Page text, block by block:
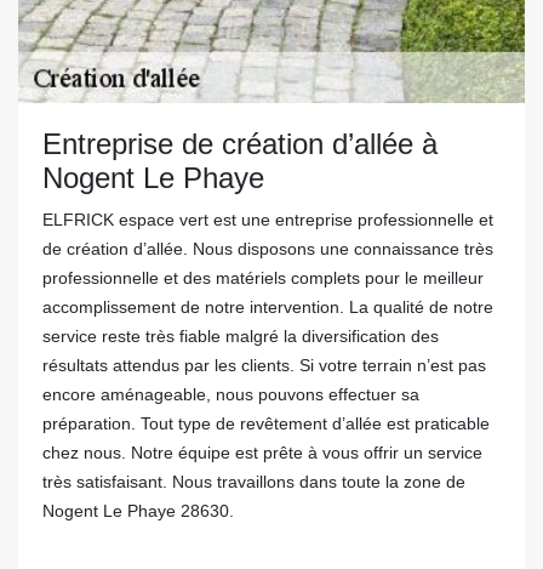
Entreprise de création d’allée à
Nogent Le Phaye
ELFRICK espace vert est une entreprise professionnelle et
de création d’allée. Nous disposons une connaissance très
professionnelle et des matériels complets pour le meilleur
accomplissement de notre intervention. La qualité de notre
service reste très fiable malgré la diversification des
résultats attendus par les clients. Si votre terrain n’est pas
encore aménageable, nous pouvons effectuer sa
préparation. Tout type de revêtement d’allée est praticable
chez nous. Notre équipe est prête à vous offrir un service
très satisfaisant. Nous travaillons dans toute la zone de
Nogent Le Phaye 28630.